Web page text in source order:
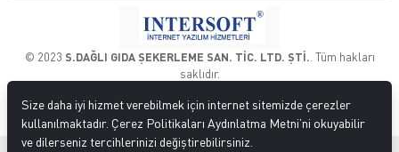
© 2023 S.DAĞLI GIDA ŞEKERLEME SAN. TİC. LTD. ŞTİ. . Tüm hakları
saklıdır.
Hipotenüs ®Yeni Nesil E-Ticaret Sistemleri ile Hazırlanmıştır.
Size daha iyi hizmet verebilmek için internet sitemizde çerezler
kullanılmaktadır. Çerez Politikaları Aydınlatma Metni’ni okuyabilir
ve dilerseniz tercihlerinizi değiştirebilirsiniz.